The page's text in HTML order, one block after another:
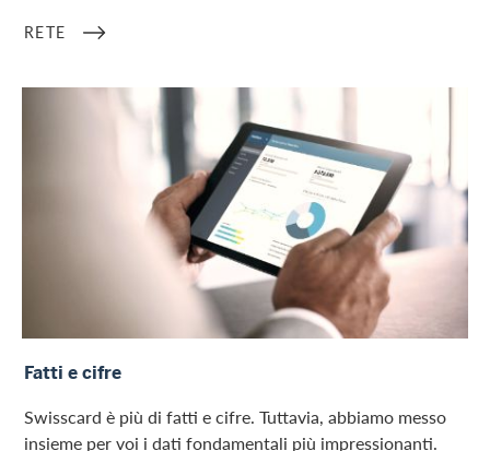
RETE
Swisscard in cifre
Fatti e cifre
Swisscard è più di fatti e cifre. Tuttavia, abbiamo messo
insieme per voi i dati fondamentali più impressionanti.